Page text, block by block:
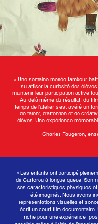
« Une semaine menée tambour
su attiser la curiosité des
maintenir leur participation active
Au-delà même du résultat, du
temps de l’atelier s’est avéré un
de talent, d’attention et de
élèves. Une expérience
Charles Faugeron,
« Les enfants ont participé
du Cartorou à longue queue. Son
ses caractéristiques physiques et
été imaginés. Nous avons
représentations visuelles et
écrit un court film documentaire.
riche pour une expérience